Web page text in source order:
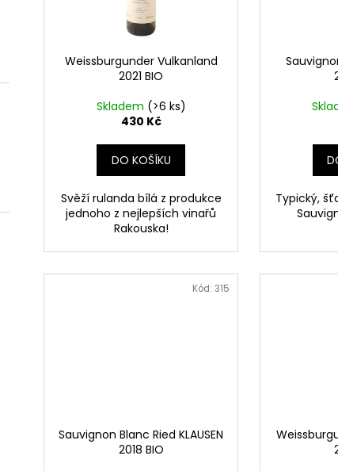
Weissburgunder Vulkanland
2021 BIO
Skladem (>6 ks)
430 Kč
DO KOŠÍKU
Svěží rulanda bílá z produkce
jednoho z nejlepších vinařů
Rakouska!
Typický,
Sauvignon Blanc Ried KLAUSEN
2018 BIO
Kód:315